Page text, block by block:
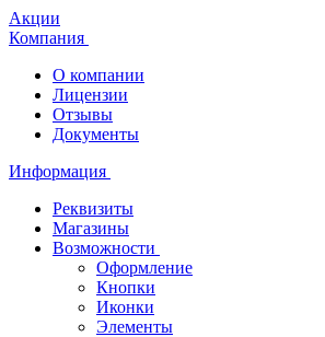
Акции
Компания
О компании
Лицензии
Отзывы
Документы
Информация
Реквизиты
Магазины
Возможности
Оформление
Кнопки
Иконки
Элементы